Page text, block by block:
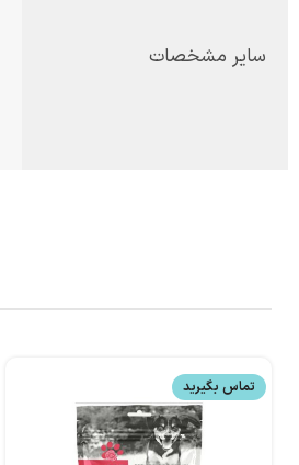
سایر مشخصات
تماس بگیرید